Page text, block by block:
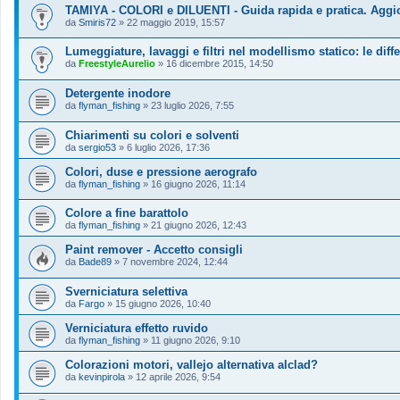
TAMIYA - COLORI e DILUENTI - Guida rapida e pratica.
da Smiris72 » 22 maggio 2019, 15:57
Lumeggiature, lavaggi e filtri nel modellismo statico: le
da FreestyleAurelio » 16 dicembre 2015, 14:50
Detergente inodore
da flyman_fishing » 23 luglio 2026, 7:55
Chiarimenti su colori e solventi
da sergio53 » 6 luglio 2026, 17:36
Colori, duse e pressione aerografo
da flyman_fishing » 16 giugno 2026, 11:14
Colore a fine barattolo
da flyman_fishing » 21 giugno 2026, 12:43
Paint remover - Accetto consigli
da Bade89 » 7 novembre 2024, 12:44
Sverniciatura selettiva
da Fargo » 15 giugno 2026, 10:40
Verniciatura effetto ruvido
da flyman_fishing » 11 giugno 2026, 9:10
Colorazioni motori, vallejo alternativa alclad?
da kevinpirola » 12 aprile 2026, 9:54